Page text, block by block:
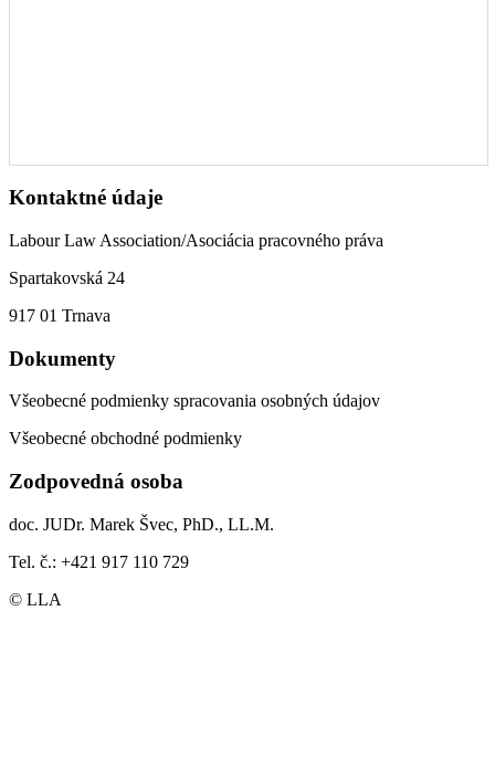
Kontaktné údaje
Labour Law Association/Asociácia pracovného práva
Spartakovská 24
917 01 Trnava
Dokumenty
Všeobecné podmienky spracovania osobných údajov
Všeobecné obchodné podmienky
Zodpovedná osoba
doc. JUDr. Marek Švec, PhD., LL.M.
Tel. č.: +421 917 110 729
© LLA